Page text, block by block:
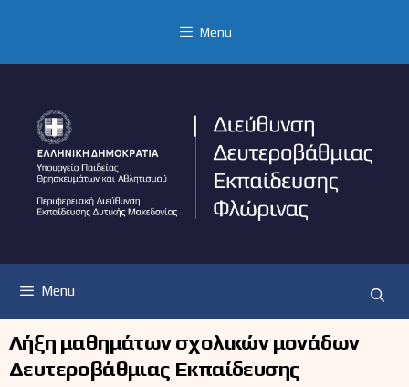
Menu
Menu
Λήξη μαθημάτων σχολικών μονάδων
Δευτεροβάθμιας Εκπαίδευσης